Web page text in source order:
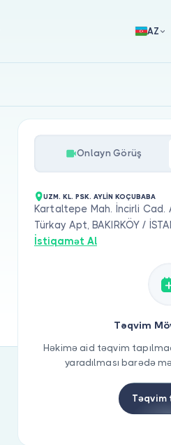
AZ
Onlayn Görüş
UZM. KL. PSK. AYLİN KOÇUBABA
Kartaltepe Mah. İncirli Cad.
Türkay Apt, BAKIRKÖY /
İstiqamət Al
Təqvim
Həkimə aid təqvim
yaradılması barədə
Təqvim